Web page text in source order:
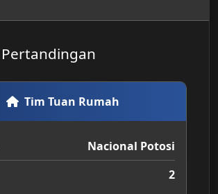
Tim Tuan Rumah
Nacional Potosi
2